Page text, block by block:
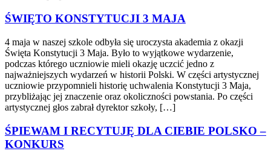
ŚWIĘTO KONSTYTUCJI 3 MAJA
4 maja w naszej szkole odbyła się uroczysta akademia z okazji
Święta Konstytucji 3 Maja. Było to wyjątkowe wydarzenie,
podczas którego uczniowie mieli okazję uczcić jedno z
najważniejszych wydarzeń w historii Polski. W części artystycznej
uczniowie przypomnieli historię uchwalenia Konstytucji 3 Maja,
przybliżając jej znaczenie oraz okoliczności powstania. Po części
artystycznej głos zabrał dyrektor szkoły, […]
ŚPIEWAM I RECYTUJĘ DLA CIEBIE POLSKO –
KONKURS